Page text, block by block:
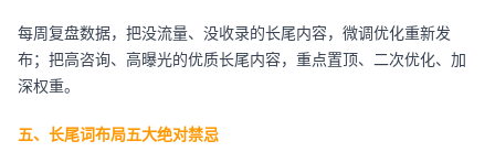
每周复盘数据，把没流量、没收录的长尾内容，微调优化重新发
布；把高咨询、高曝光的优质长尾内容，重点置顶、二次优化、加
深权重。
五、长尾词布局五大绝对禁忌